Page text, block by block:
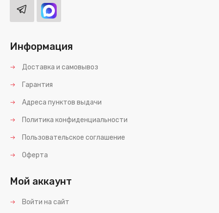
Информация
Доставка и самовывоз
Гарантия
Адреса пунктов выдачи
Политика конфиденциальности
Пользовательское соглашение
Оферта
Мой аккаунт
Войти на сайт